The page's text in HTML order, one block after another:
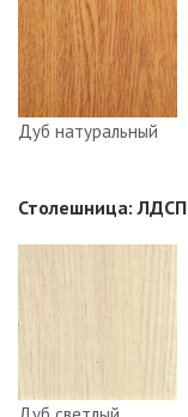
Дуб натуральный
Столешница: ЛДСП